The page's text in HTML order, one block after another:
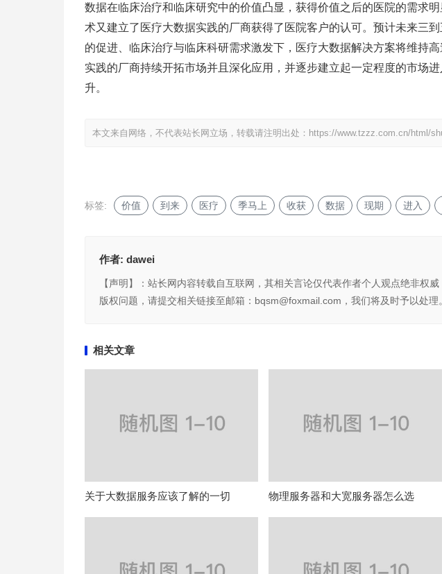
数据在临床治疗和临床研究中的价值凸显，获得价值之后的医院的需求
术又建立了医疗大数据实践的厂商获得了医院客户的认可。预计未来三
的促进、临床治疗与临床科研需求激发下，医疗大数据解决方案将维持
实践的厂商持续开拓市场并且深化应用，并逐步建立起一定程度的市场
升。
本文来自网络，不代表站长网立场，转载请注明出处： https://www.tzzz.com.cn/html/
标签: 价值 到来 医疗 季马上 收获 数据 现期 进入
作者: dawei
【声明】：站长网内容转载自互联网，其相关言论仅代表作者个人观点绝非权
版权问题，请提交相关链接至邮箱：bqsm@foxmail.com，我们将及时予以处理。
相关文章
关于大数据服务应该了解的一切 物理服务器和大宽服务器怎么选